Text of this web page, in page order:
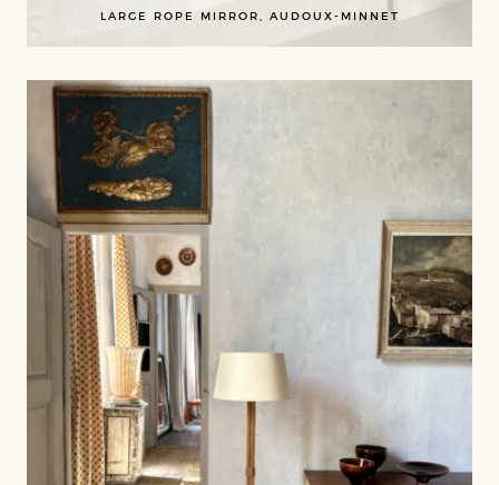
LARGE ROPE MIRROR, AUDOUX-MINNET